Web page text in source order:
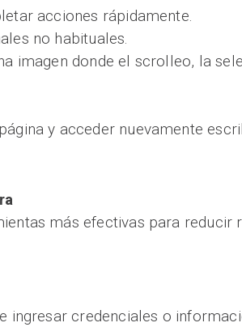
acciones rápidamente.
no habituales.
imagen donde el scrolleo, la
y acceder nuevamente
más efectivas para reducir
ingresar credenciales o